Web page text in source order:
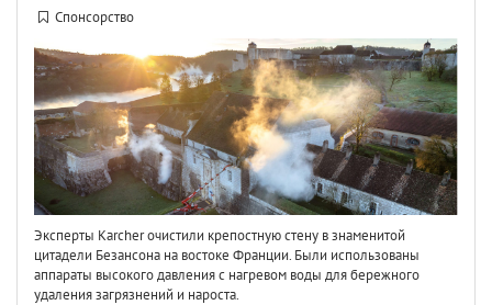
Спонсорство
Эксперты Karcher очистили крепостную стену в знаменитой
цитадели Безансона на востоке Франции. Были использованы
аппараты высокого давления с нагревом воды для бережного
удаления загрязнений и нароста.